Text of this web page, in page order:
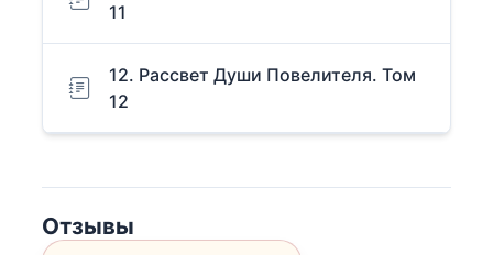
11
12. Рассвет Души Повелителя. Том
12
Отзывы